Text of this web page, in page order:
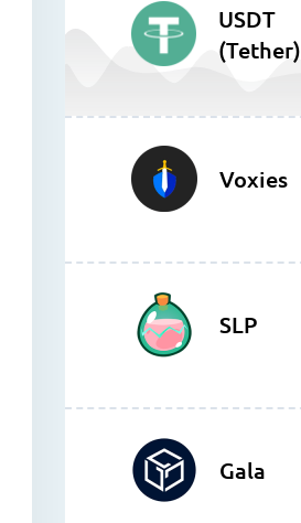
USDT
(Tether)
Voxies
SLP
Gala